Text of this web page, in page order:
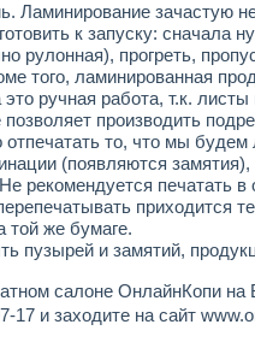
Ламинирование зачастую
к запуску: сначала
рулонная), прогреть,
того, ламинированная
ручная работа, т.к.
производить
то, что мы
(появляются
рекомендуется печатать
приходится
той же бумаге.
пузырей и замятий,
салоне ОнлайнКопи на
и заходите на сайт